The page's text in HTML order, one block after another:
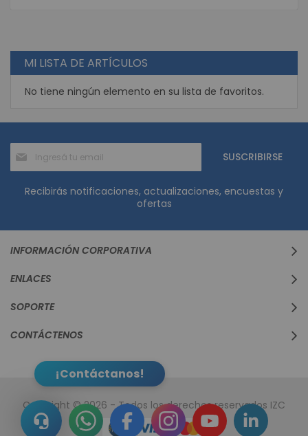
¡Contáctanos!
MI LISTA DE ARTÍCULOS
No tiene ningún elemento en su lista de favoritos.
Suscríbase
al
boletín
informativo:
SUSCRIBIRSE
Recibirás notificaciones, actualizaciones, encuestas y
ofertas
INFORMACIÓN CORPORATIVA
ENLACES
SOPORTE
CONTÁCTENOS
Copyright © 2026 - Todos los derechos reservados IZC